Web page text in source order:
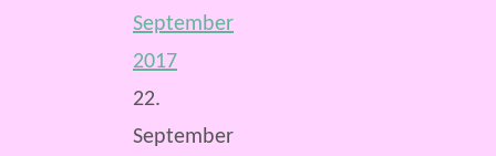
September
2017
22.
September